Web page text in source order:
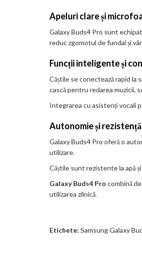
Apeluri clare și
Galaxy Buds4 Pro sunt
reduc zgomotul de fundal și
Funcții inteligente și
Căștile se conectează rapid
cască pentru redarea muzicii,
Integrarea cu asistenți vocali
Autonomie și rezistență
Galaxy Buds4 Pro oferă o
utilizare.
Căștile sunt rezistente la apă
Galaxy Buds4 Pro combină
utilizarea zilnică.
Etichete: Samsung Galaxy